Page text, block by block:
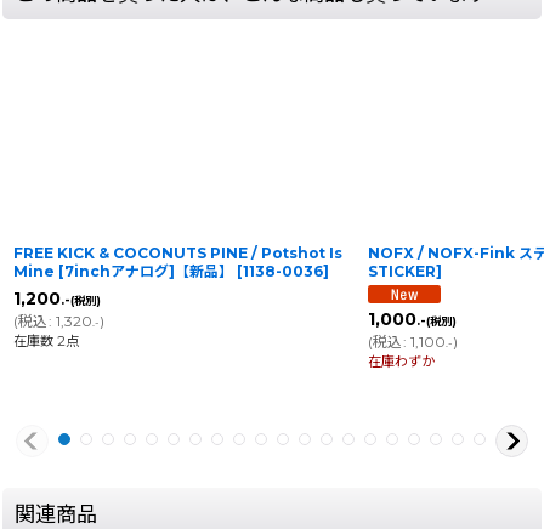
FREE KICK & COCONUTS PINE / Potshot Is
Mine [7inchアナログ]【新品】
[1138-0036]
1,200.-(税別)
(税込: 1,320 .-)
在庫数 2点
NOFX / NOFX-Fink ス
STICKER]
1,000.-(税別)
(税込: 1,100 .-)
在庫わずか
関連商品